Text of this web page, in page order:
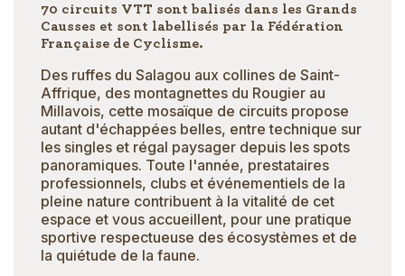
70 circuits VTT sont balisés dans les Grands
Causses et sont labellisés par la Fédération
Française de Cyclisme.
Des ruffes du Salagou aux collines de Saint-
Affrique, des montagnettes du Rougier au
Millavois, cette mosaïque de circuits propose
autant d'échappées belles, entre technique sur
les singles et régal paysager depuis les spots
panoramiques. Toute l'année, prestataires
professionnels, clubs et événementiels de la
pleine nature contribuent à la vitalité de cet
espace et vous accueillent, pour une pratique
sportive respectueuse des écosystèmes et de
la quiétude de la faune.